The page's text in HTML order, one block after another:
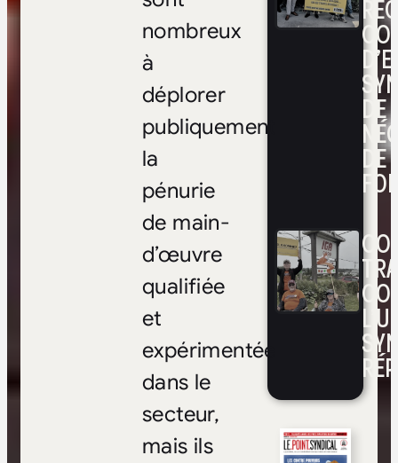
DE
DE
FOI
nombreux
à
déplorer
publiquement
la
pénurie
de main-
d’œuvre
qualifiée
et
expérimentée
dans le
secteur,
mais ils